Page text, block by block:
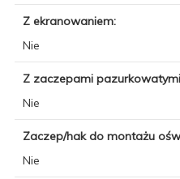
Z ekranowaniem:
Nie
Z zaczepami
Nie
Zaczep/hak do montażu
Nie